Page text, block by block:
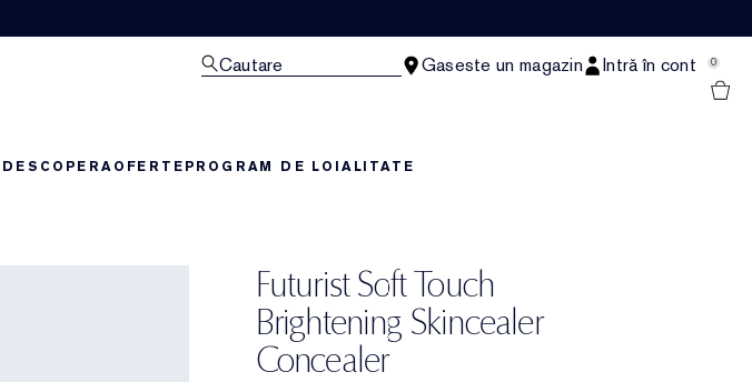
Cautare Gaseste un magazin Intră în cont 0
DESCOPERAOFERTEPROGRAM DE LOIALITATE
Futurist Soft Touch
Brightening Skincealer
Concealer